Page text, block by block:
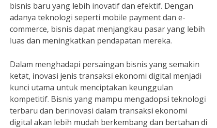
bisnis baru yang lebih inovatif dan efektif. Dengan
adanya teknologi seperti mobile payment dan e-
commerce, bisnis dapat menjangkau pasar yang lebih
luas dan meningkatkan pendapatan mereka.
Dalam menghadapi persaingan bisnis yang semakin
ketat, inovasi jenis transaksi ekonomi digital menjadi
kunci utama untuk menciptakan keunggulan
kompetitif. Bisnis yang mampu mengadopsi teknologi
terbaru dan berinovasi dalam transaksi ekonomi
digital akan lebih mudah berkembang dan bertahan di